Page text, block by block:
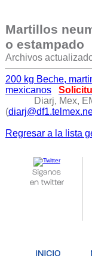
Martillos
o estampado
Archivos
200 kg Beche,
mexicanos
Diarj, Mex,
(
Regresar a la lista